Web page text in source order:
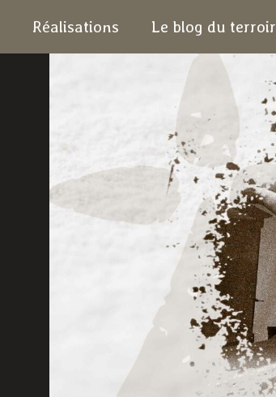
Réalisations Le blog du terroir